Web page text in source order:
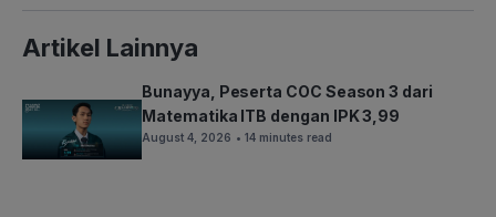
Artikel Lainnya
Bunayya, Peserta COC Season 3 dari
Matematika ITB dengan IPK 3,99
August 4, 2026 • 14 minutes read